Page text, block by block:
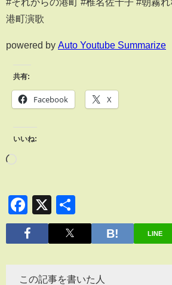
港町演歌
powered by Auto Youtube Summarize
共有:
Facebook X
いいね:
Facebook
X
有
LINE
この記事を書いた人